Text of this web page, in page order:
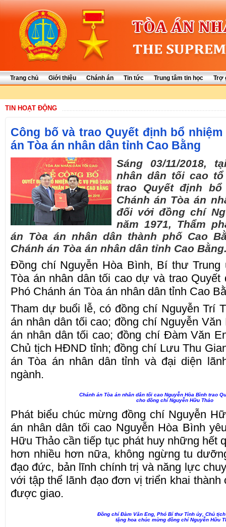
Trang chủ Giới thiệu Chánh án Tin tức Trung tâm tin học Trợ
TIN HOẠT ĐỘNG
Công bố và trao Quyết định bổ
án Tòa án nhân dân tỉnh Cao Bằng
Sáng 03/11/2018,
nhân dân tối cao
trao Quyết định
Chánh án Tòa án
đối với đồng chí
năm 1971, Thẩm
án Tòa án nhân dân thành phố Cao
Chánh án Tòa án nhân dân tỉnh Cao
Đồng chí Nguyễn Hòa Bình, Bí thư
Tòa án nhân dân tối cao dự và trao
Phó Chánh án Tòa án nhân dân tỉnh Cao
Tham dự buổi lễ, có đồng chí Nguyễn Trí
án nhân dân tối cao; đồng chí Nguyễn
án nhân dân tối cao; đồng chí Đàm Văn
Chủ tịch HĐND tỉnh; đồng chí Lưu Thu
án Tòa án nhân dân tỉnh và đại diện
ngành.
Chánh án Tòa án nhân dân tối cao Nguyễn Hòa Bình trao
cho đồng chí Nguyễn Hữu Thảo
Phát biểu chúc mừng đồng chí Nguyễn
án nhân dân tối cao Nguyễn Hòa Bình
Hữu Thảo cần tiếp tục phát huy những hết
hơn nhiều hơn nữa, không ngừng tu
đạo đức, bản lĩnh chính trị và năng lực
với tập thể lãnh đạo đơn vị triển khai thành
được giao.
Đồng chí Đàm Văn Eng, Phó Bí thư Tỉnh ủy, Chủ
tặng hoa chúc mừng đồng chí Nguyễn Hữu